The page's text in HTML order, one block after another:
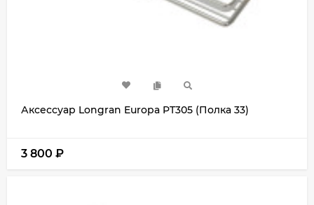
Аксессуар Longran Europa PT305 (Полка 33)
3 800 ₽